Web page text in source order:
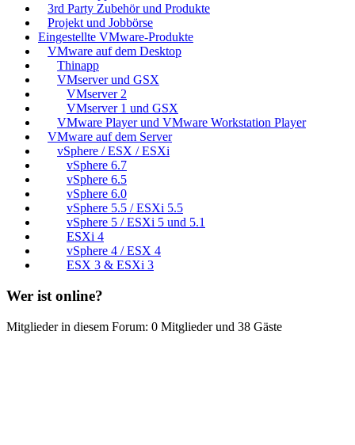
3rd Party Zubehör und Produkte
Projekt und Jobbörse
Eingestellte VMware-Produkte
VMware auf dem Desktop
Thinapp
VMserver und GSX
VMserver 2
VMserver 1 und GSX
VMware Player und VMware Workstation Player
VMware auf dem Server
vSphere / ESX / ESXi
vSphere 6.7
vSphere 6.5
vSphere 6.0
vSphere 5.5 / ESXi 5.5
vSphere 5 / ESXi 5 und 5.1
ESXi 4
vSphere 4 / ESX 4
ESX 3 & ESXi 3
Wer ist online?
Mitglieder in diesem Forum: 0 Mitglieder und 38 Gäste